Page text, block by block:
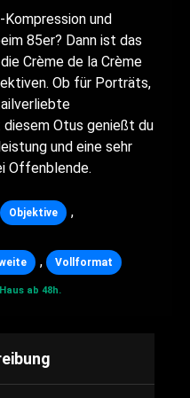
und
85er? Dann ist das
Crème de la Crème
Ob für Porträts,
Otus genießt du
und eine sehr
Offenblende.
Objektive ,
, Vollformat
ab 48h.